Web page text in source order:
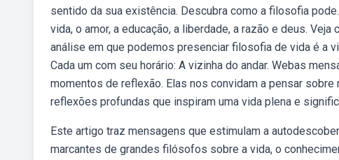
sentido da sua existência. Descubra como a filosofia
vida, o amor, a educação, a liberdade, a razão e deus.
análise em que podemos presenciar filosofia de vida é a
Cada um com seu horário: A vizinha do andar. Webas
momentos de reflexão. Elas nos convidam a pensar
reflexões profundas que inspiram uma vida plena e
Este artigo traz mensagens que estimulam a
marcantes de grandes filósofos sobre a vida, o